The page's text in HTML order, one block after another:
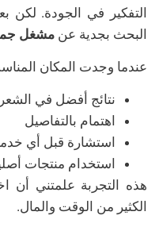
التفكير في الجودة. لكن
البحث بجدية عن مشغل
عندما وجدت المكان
نتائج أفضل في
اهتمام بالتفاصيل
استشارة قبل أي
استخدام منتجات
هذه التجربة علمتني أن
الكثير من الوقت والمال.